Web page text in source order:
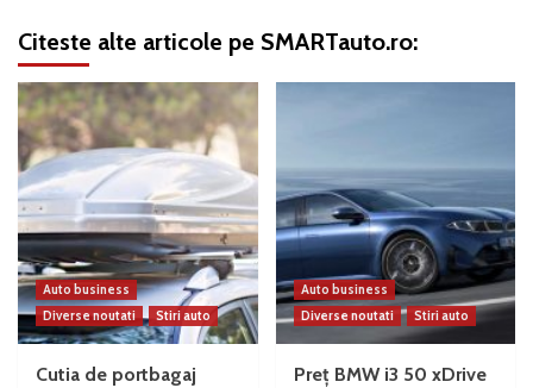
Citeste alte articole pe SMARTauto.ro:
Auto business
Diverse noutati
Stiri auto
Cutia de portbagaj
Auto business
Diverse noutati
Stiri auto
Preț BMW i3 50 xDrive